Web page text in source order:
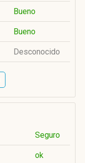
Bueno
Bueno
Desconocido
Seguro
ok